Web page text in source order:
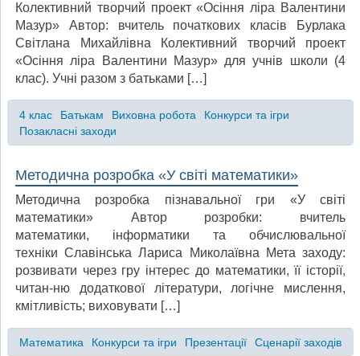
Колективний творчий проект «Осіння ліра Валентини
Мазур» Автор: вчитель початкових класів Бурлака
Світлана Михайлівна Колективний творчий проект
«Осіння ліра Валентини Мазур» для учнів школи (4
клас). Учні разом з батьками […]
4 клас Батькам Виховна робота
Конкурси та ігри
Позакласні заходи
Методична розробка «У світі математики»
Методична розробка пізнавальної гри «У світі
математики» Автор розробки: вчитель
математики, інформатики та обчислювальної
техніки Славінська Лариса Миколаївна Мета заходу:
розвивати через гру інтерес до математики, її історії,
читан-ню додаткової літератури, логічне мислення,
кмітливість; виховувати […]
Математика Конкурси та ігри Презентації Сценарії заходів